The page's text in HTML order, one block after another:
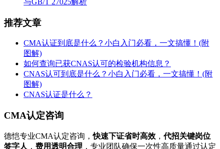
与GB/T 27025解析
推荐文章
CMA认证到底是什么？小白入门必看，一文搞懂！(附
图解)
如何查询已获CNAS认可的检验机构信息？
CNAS认可到底是什么？小白入门必看，一文搞懂！(附
图解)
CNAS认证是什么？
CMA认定咨询
德恺专业CMA认定咨询，快速下证省时高效 ，代招关键岗位
签字人 ， 费用透明合理 ，专业团队确保一次性高质量通过认定